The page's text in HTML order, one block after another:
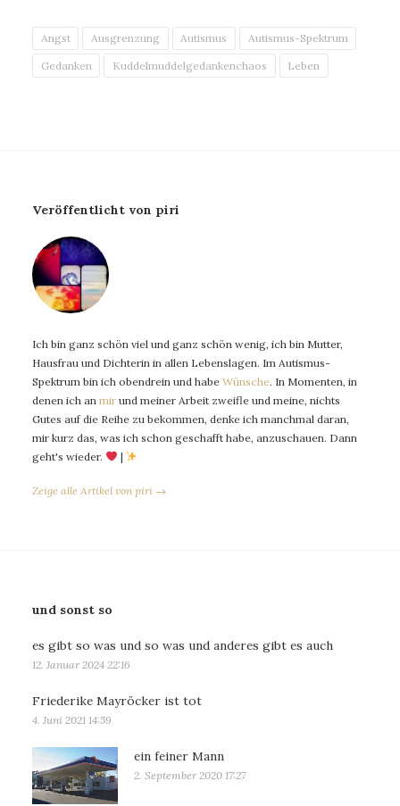
Angst Ausgrenzung Autismus Autismus-Spektrum
Gedanken Kuddelmuddelgedankenchaos Leben
Veröffentlicht von piri
Ich bin ganz schön viel und ganz schön wenig, ich bin Mutter,
Hausfrau und Dichterin in allen Lebenslagen. Im Autismus-
Spektrum bin ich obendrein und habe Wünsche. In Momenten, in
denen ich an mir und meiner Arbeit zweifle und meine, nichts
Gutes auf die Reihe zu bekommen, denke ich manchmal daran,
mir kurz das, was ich schon geschafft habe, anzuschauen. Dann
geht's wieder.
|
Zeige alle Artikel von piri →
und sonst so
es gibt so was und so was und anderes gibt es auch
12. Januar 2024 22:16
Friederike Mayröcker ist tot
4. Juni 2021 14:59
ein feiner Mann
2. September 2020 17:27